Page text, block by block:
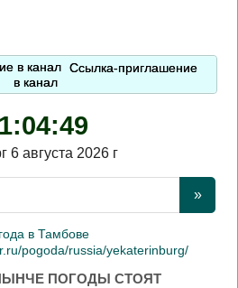
Ссылка-приглашение
в канал
6 августа 2026 г
в Тамбове
pogoda/russia/yekaterinburg/
ПОГОДЫ СТОЯТ